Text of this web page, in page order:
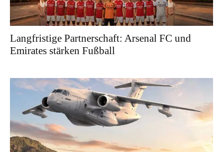
Langfristige Partnerschaft: Arsenal FC und
Emirates stärken Fußball